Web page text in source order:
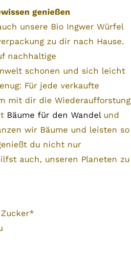
genießen
unsere Bio Ingwer Würfel
zu dir nach Hause.
nachhaltige
schonen und sich leicht
Für jede verkaufte
mit dir die Wiederaufforstung
Bäume für den Wandelund
wir Bäume und leisten so
du nicht nur
auch, unseren Planeten zu